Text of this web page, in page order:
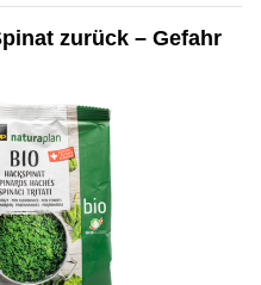
zurück – Gefahr